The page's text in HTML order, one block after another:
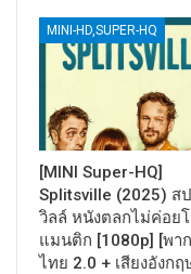
MINI-HD,SUPER-HQ
[MINI Super-HQ]
Splitsville (2025) ส
วิลล์ หนังตลกไม่ค่อย
แมนติก [1080p] [พา
ไทย 2.0 + เสียงอังกฤ